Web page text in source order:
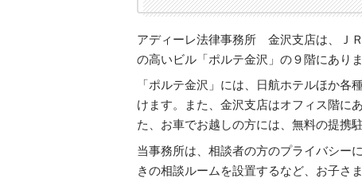
アディーレ法律事務所 金沢支店は、Ｊ
の高いビル「ポルテ金沢」の９階にあり
「ポルテ金沢」には、日航ホテルほか
けます。また、金沢支店はオフィス階に
た、お車でお越しの方には、無料の提携
当事務所は、相談者の方のプライバシー
きの相談ルームを設置するなど、お子さ